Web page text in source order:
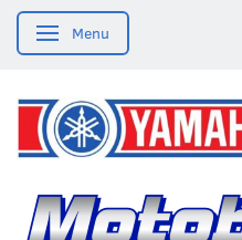
Skifte navigation
Menu